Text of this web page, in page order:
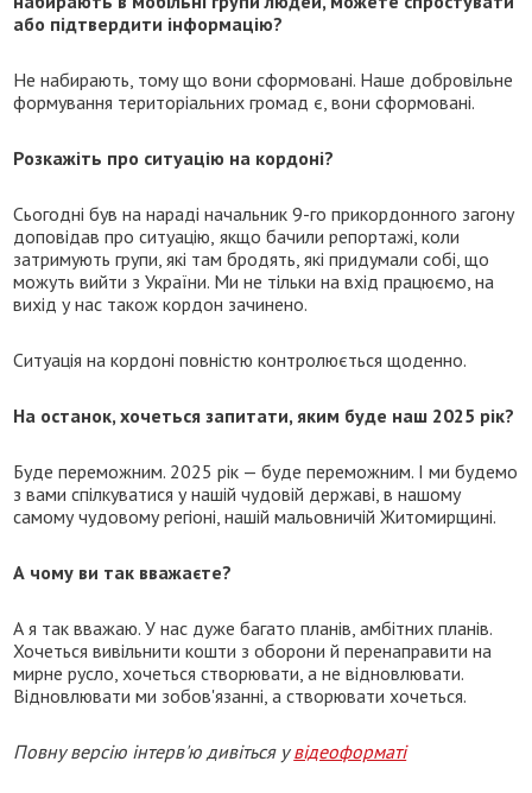
або підтвердити інформацію?
Не набирають, тому що вони сформовані. Наше добровільне
формування територіальних громад є, вони сформовані.
Розкажіть про ситуацію на кордоні?
Сьогодні був на нараді начальник 9-го прикордонного загону
доповідав про ситуацію, якщо бачили репортажі, коли
затримують групи, які там бродять, які придумали собі, що
можуть вийти з України. Ми не тільки на вхід працюємо, на
вихід у нас також кордон зачинено.
Ситуація на кордоні повністю контролюється щоденно.
На останок, хочеться запитати, яким буде наш 2025 рік?
Буде переможним. 2025 рік — буде переможним. І ми будемо
з вами спілкуватися у нашій чудовій державі, в нашому
самому чудовому регіоні, нашій мальовничій Житомирщині.
А чому ви так вважаєте?
А я так вважаю. У нас дуже багато планів, амбітних планів.
Хочеться вивільнити кошти з оборони й перенаправити на
мирне русло, хочеться створювати, а не відновлювати.
Відновлювати ми зобов'язанні, а створювати хочеться.
Повну версію інтерв'ю дивіться увідеоформаті